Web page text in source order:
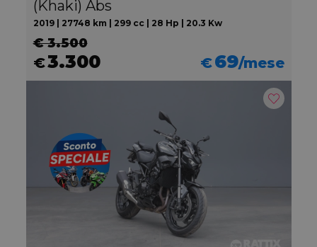
(Khaki) Abs
2019 | 27748 km | 299 cc | 28 Hp | 20.3 Kw
€ 3.500
€3.300 €69/mese